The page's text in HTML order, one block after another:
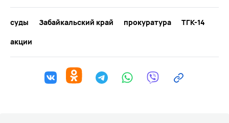
суды Забайкальский край прокуратура
ТГК-14
акции